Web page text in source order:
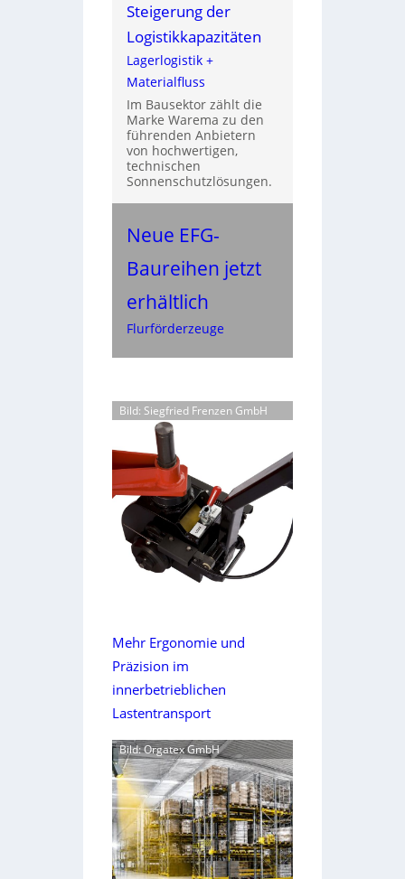
Steigerung der
Logistikkapazitäten
Lagerlogistik +
Materialfluss
Im Bausektor zählt die
Marke Warema zu den
führenden Anbietern
von hochwertigen,
technischen
Sonnenschutzlösungen.
Neue EFG-
Baureihen jetzt
erhältlich
Flurförderzeuge
Bild: Siegfried Frenzen GmbH
Mehr Ergonomie und
Präzision im
innerbetrieblichen
Lastentransport
Bild: Orgatex GmbH